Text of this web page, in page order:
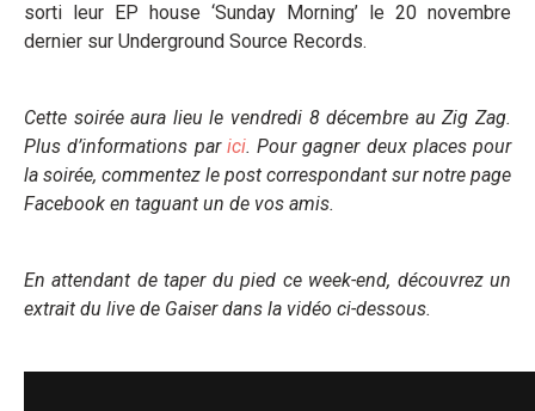
sorti leur EP house ‘Sunday Morning’ le 20 novembre
dernier sur Underground Source Records.
Cette soirée aura lieu le vendredi 8 décembre au Zig Zag.
Plus d’informations par ici. Pour gagner deux places pour
la soirée, commentez le post correspondant sur notre page
Facebook en taguant un de vos amis.
En attendant de taper du pied ce week-end, découvrez un
extrait du live de Gaiser dans la vidéo ci-dessous.